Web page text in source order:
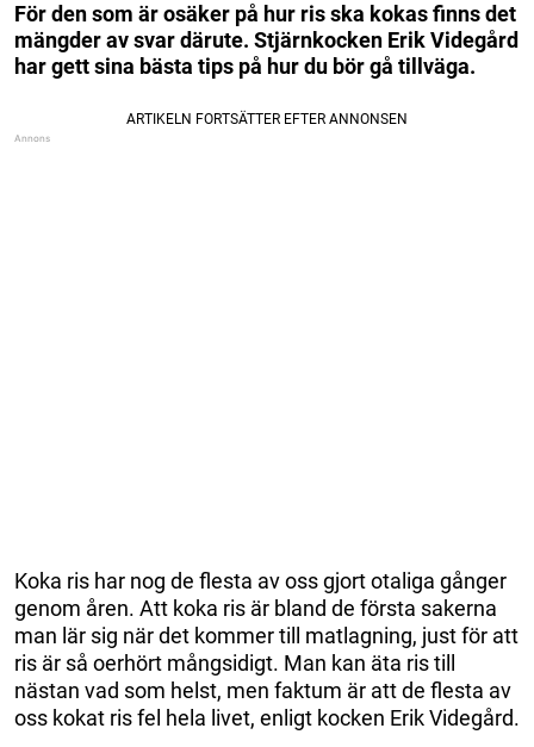
För den som är osäker på hur ris ska kokas finns det
mängder av svar därute. Stjärnkocken Erik Videgård
har gett sina bästa tips på hur du bör gå tillväga.
Koka ris har nog de flesta av oss gjort otaliga gånger
genom åren. Att koka ris är bland de första sakerna
man lär sig när det kommer till matlagning, just för att
ris är så oerhört mångsidigt. Man kan äta ris till
nästan vad som helst, men faktum är att de flesta av
oss kokat ris fel hela livet, enligt kocken Erik Videgård.